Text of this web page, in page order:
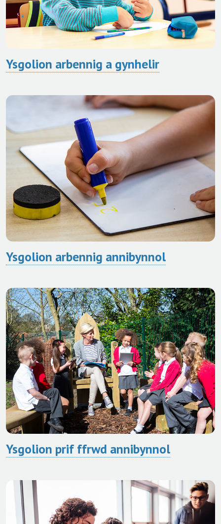
Ysgolion arbennig a gynhelir
Ysgolion arbennig annibynnol
Ysgolion prif ffrwd annibynnol